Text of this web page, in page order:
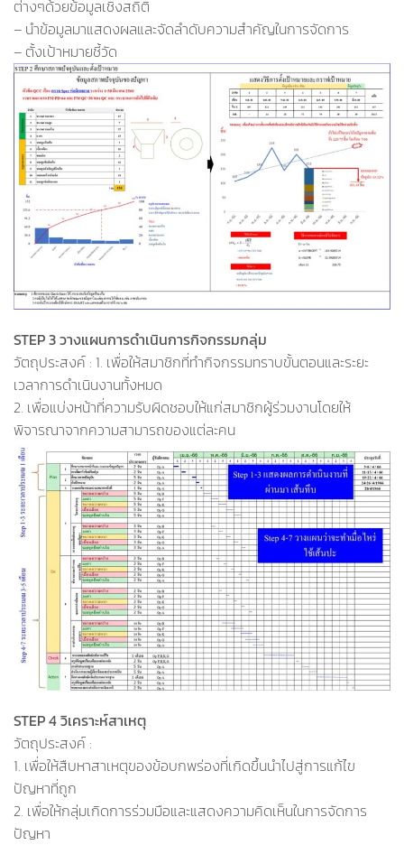
ต่างๆด้วยข้อมูลเชิงสถิติ
– นำข้อมูลมาแสดงผลและจัดลำดับความสำคัญในการจัดการ
– ตั้งเป้าหมายชี้วัด
STEP 3 วางแผนการดำเนินการกิจกรรมกลุ่ม
วัตถุประสงค์ : 1. เพื่อให้สมาชิกที่ทำกิจกรรมทราบขั้นตอนและระยะ
เวลาการดำเนินงานทั้งหมด
2. เพื่อแบ่งหน้าที่ความรับผิดชอบให้แก่สมาชิกผู้ร่วมงานโดยให้
พิจารณาจากความสามารถของแต่ละคน
STEP 4 วิเคราะห์สาเหตุ
วัตถุประสงค์ :
1. เพื่อให้สืบหาสาเหตุของข้อบกพร่องที่เกิดขึ้นนำไปสู่การแก้ไข
ปัญหาที่ถูก
2. เพื่อให้กลุ่มเกิดการร่วมมือและแสดงความคิดเห็นในการจัดการ
ปัญหา